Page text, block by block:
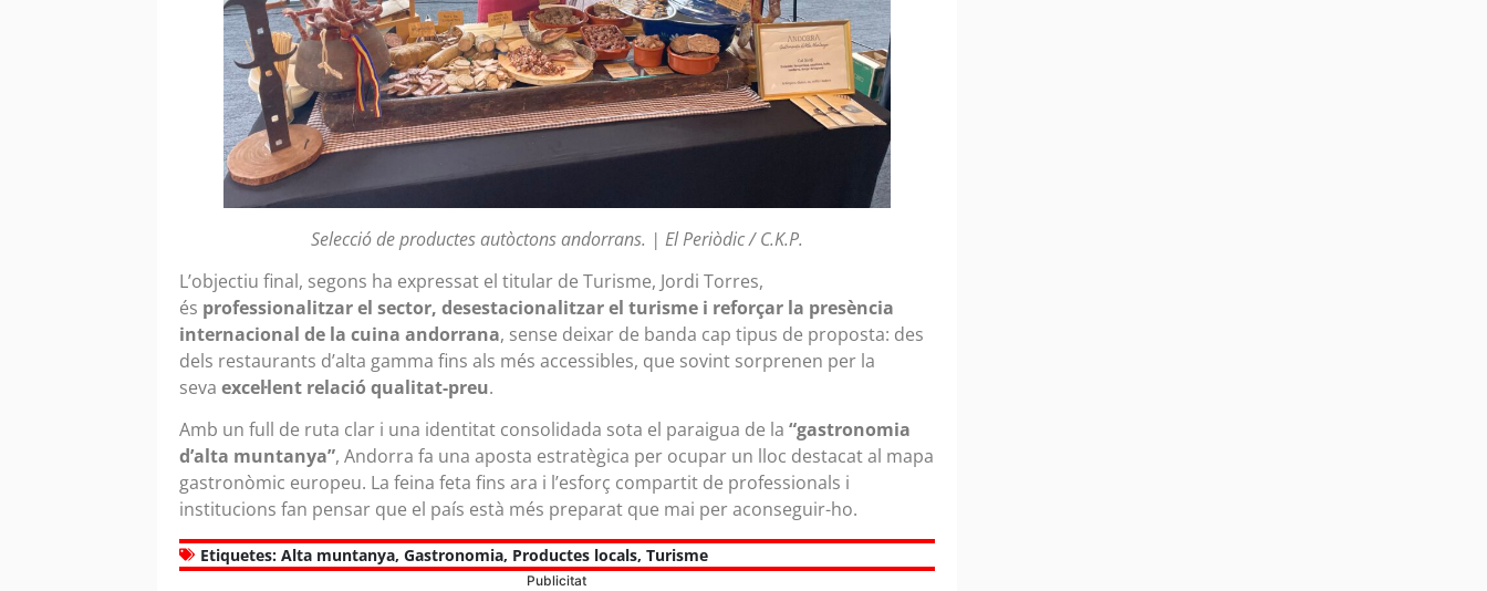
Selecció de productes autòctons andorrans. | El Periòdic / C.K.P.
L’objectiu final, segons ha expressat el titular de Turisme, Jordi Torres,
és professionalitzar el sector, desestacionalitzar el turisme i reforçar la presència
internacional de la cuina andorrana, sense deixar de banda cap tipus de proposta: des
dels restaurants d’alta gamma fins als més accessibles, que sovint sorprenen per la
seva excel·lent relació qualitat-preu.
Amb un full de ruta clar i una identitat consolidada sota el paraigua de la “gastronomia
d’alta muntanya”, Andorra fa una aposta estratègica per ocupar un lloc destacat al mapa
gastronòmic europeu. La feina feta fins ara i l’esforç compartit de professionals i
institucions fan pensar que el país està més preparat que mai per aconseguir-ho.
Etiquetes: Alta muntanya, Gastronomia, Productes locals, Turisme
Publicitat